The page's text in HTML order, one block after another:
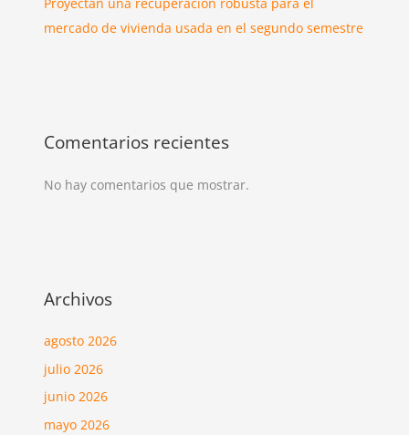
Proyectan una recuperación robusta para el
mercado de vivienda usada en el segundo semestre
Comentarios recientes
No hay comentarios que mostrar.
Archivos
agosto 2026
julio 2026
junio 2026
mayo 2026